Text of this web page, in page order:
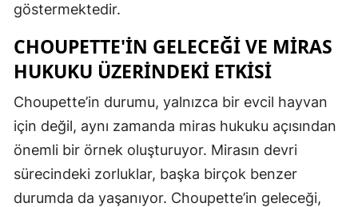
göstermektedir.
CHOUPETTE'IN GELECEĞI VE MIRAS
HUKUKU ÜZERINDEKI ETKISI
Choupette’in durumu, yalnızca bir evcil hayvan
için değil, aynı zamanda miras hukuku açısından
önemli bir örnek oluşturuyor. Mirasın devri
sürecindeki zorluklar, başka birçok benzer
durumda da yaşanıyor. Choupette’in geleceği,